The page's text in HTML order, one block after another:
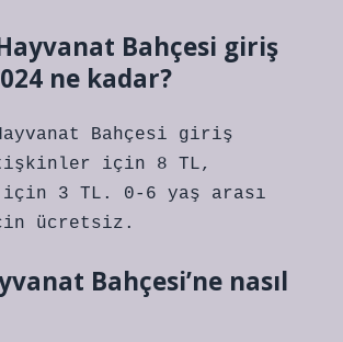
Bahçesi giriş
ne kadar?
Bahçesi giriş
için 8 TL,
3 TL. 0-6 yaş arası
ücretsiz.
Bahçesi’ne nasıl